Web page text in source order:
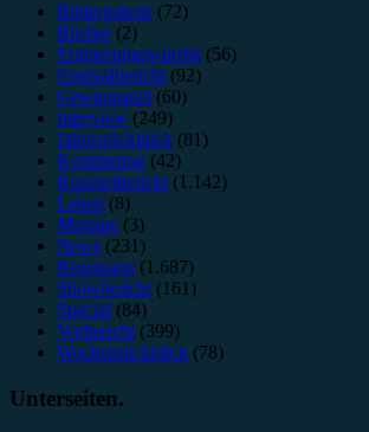
Bildergalerie (72)
Bücher(2)
Erinnerungswürdig (56)
Festivalbericht(92)
Gewinnspiel (60)
Interview (249)
Jahresrückblick (81)
Kommentar(42)
Konzertbericht(1.142)
Leben (8)
Mixtape (3)
News (231)
Rezension (1.687)
Showbericht(161)
Special (84)
Vorbericht(399)
Wochenrückblick (78)
Unterseiten.